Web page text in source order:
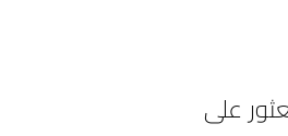
على